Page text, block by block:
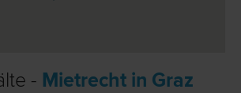
- Mietrecht in Graz